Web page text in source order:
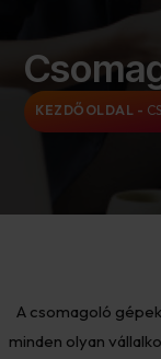
KEZDŐOLDAL -
A csomagoló
minden olyan